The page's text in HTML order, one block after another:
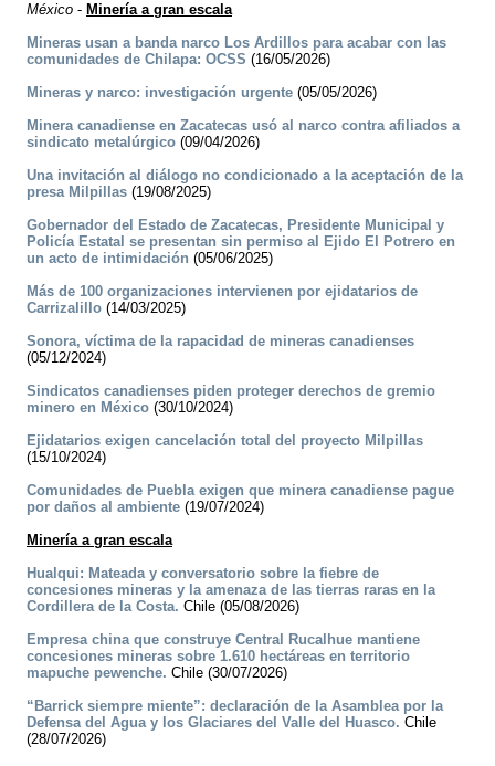
México - Minería a gran escala
Mineras usan a banda narco Los Ardillos para acabar con las
comunidades de Chilapa: OCSS (16/05/2026)
Mineras y narco: investigación urgente (05/05/2026)
Minera canadiense en Zacatecas usó al narco contra afiliados a
sindicato metalúrgico (09/04/2026)
Una invitación al diálogo no condicionado a la aceptación de la
presa Milpillas (19/08/2025)
Gobernador del Estado de Zacatecas, Presidente Municipal y
Policía Estatal se presentan sin permiso al Ejido El Potrero en
un acto de intimidación (05/06/2025)
Más de 100 organizaciones intervienen por ejidatarios de
Carrizalillo (14/03/2025)
Sonora, víctima de la rapacidad de mineras canadienses
(05/12/2024)
Sindicatos canadienses piden proteger derechos de gremio
minero en México (30/10/2024)
Ejidatarios exigen cancelación total del proyecto Milpillas
(15/10/2024)
Comunidades de Puebla exigen que minera canadiense pague
por daños al ambiente (19/07/2024)
Minería a gran escala
Hualqui: Mateada y conversatorio sobre la fiebre de
concesiones mineras y la amenaza de las tierras raras en la
Cordillera de la Costa. Chile (05/08/2026)
Empresa china que construye Central Rucalhue mantiene
concesiones mineras sobre 1.610 hectáreas en territorio
mapuche pewenche. Chile (30/07/2026)
“Barrick siempre miente”: declaración de la Asamblea por la
Defensa del Agua y los Glaciares del Valle del Huasco. Chile
(28/07/2026)